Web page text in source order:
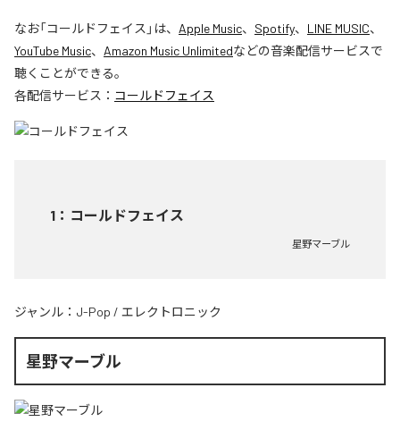
なお「コールドフェイス 」は、 Apple Music、 Spotify、 LINE MUSIC、
YouTube Music、 Amazon Music Unlimitedなどの音楽配信サービスで
聴くことができる。
各配信サービス： コールドフェイス
1 ： コールドフェイス
星野マーブル
ジャンル： J-Pop / エレクトロニック
星野マーブル